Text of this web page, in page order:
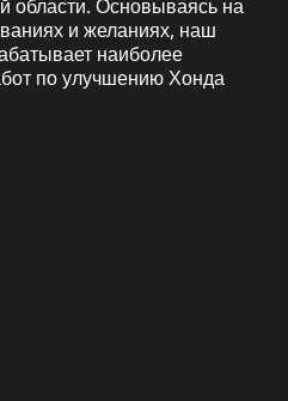
области. Основываясь на
и желаниях, наш
наиболее
по улучшению Хонда